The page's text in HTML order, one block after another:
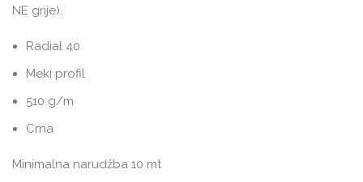
NE grije).
Radial 40
Meki profil
510 g/m
Crna
Minimalna narudžba 10 mt